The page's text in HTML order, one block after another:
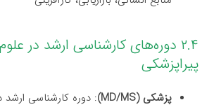
۲.۴ دوره‌های کارشناسی ارشد در
پیراپزشکی
پزشکی (MD/MS)